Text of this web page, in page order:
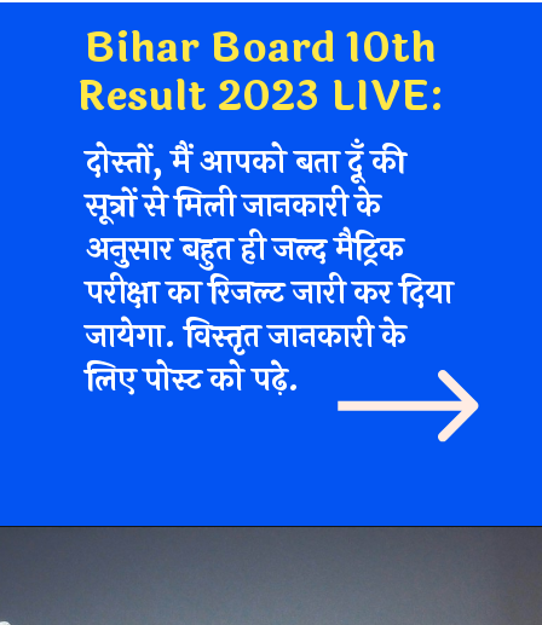
Bihar Board 10th
Result 2023 LIVE:
दोस्तों, मैं आपको बता दूँ की
सूत्रों से मिली जानकारी के
अनुसार बहुत ही जल्द मैट्रिक
परीक्षा का रिजल्ट जारी कर दिया
जायेगा. विस्तृत जानकारी के
लिए पोस्ट को पढ़े.